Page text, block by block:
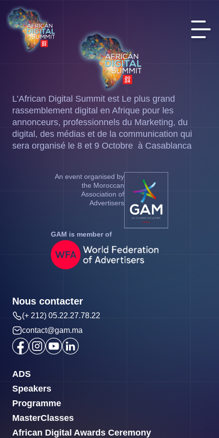
L’African Digital Summit est Le plus grand
rassemblement digital en Afrique pour les
annonceurs, professionnels du Marketing, du
digital, des médias et de la communication qui
sera organisé le 8 et 9 Octobre à Casablanca
An event organised by
the Moroccan
Association of
Advertisers
GAM is member of
ADS
Speakers
Programme
MasterClasses
African Digital Awards Ceremony
Nous contacter
(+ 212) 05.22.27.78.22
contact@gam.ma